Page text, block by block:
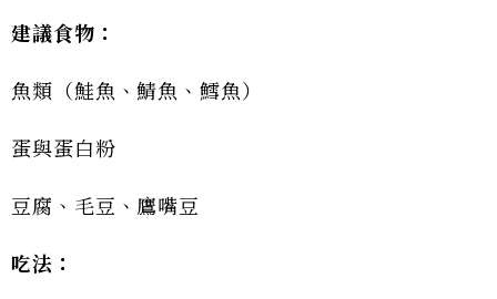
建議食物：
魚類（鮭魚、鯖魚、鱈魚）
蛋與蛋白粉
豆腐、毛豆、鷹嘴豆
吃法：